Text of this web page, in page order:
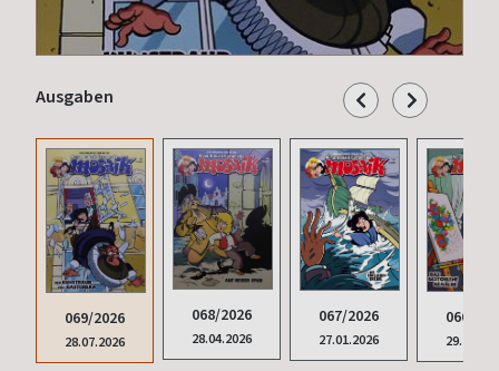
Ausgaben
069/2026
28.07.2026
068/2026
28.04.2026
067/2026
27.01.2026
066/